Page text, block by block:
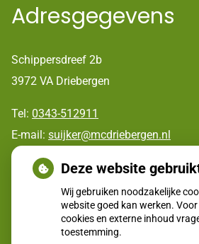
Adresgegevens
Schippersdreef 2b
3972 VA Driebergen
Tel: 0343-512911
E-mail: suijker@mcdriebergen.nl
Huisartsenpost
Deze website
Wij gebruiken noodzakelijke
website goed kan werken.
cookies en externe inhoud
toestemming.